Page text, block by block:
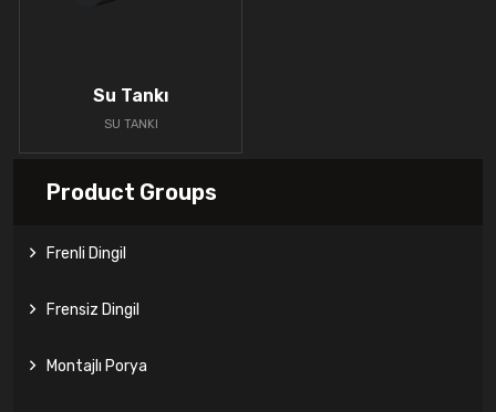
Su Tankı
SU TANKI
Product Groups
Frenli Dingil
Frensiz Dingil
Montajlı Porya